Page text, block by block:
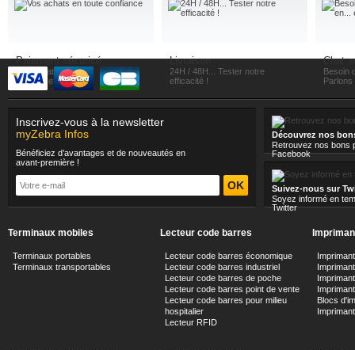
Paiement sécurisé
Vos achats en toute
confiance
Livraison
24H / 48H... Tester notre
efficacité !
Chat
Besoin
Parlons
Inscrivez-vous à la newsletter
myZebra Infos
Bénéficiez d’avantages et de nouveautés en
avant-première !
Découvrez nos
Retrouvez nos bons
Facebook
Suivez-nous sur
Soyez informé en
Twitter
Terminaux mobiles
Terminaux portables
Terminaux transportables
Lecteur code barres
Lecteur code barres économique
Lecteur code barres industriel
Lecteur code barres de poche
Lecteur code barres point de vente
Lecteur code barres pour milieu
hospitalier
Lecteur RFID
Blocs